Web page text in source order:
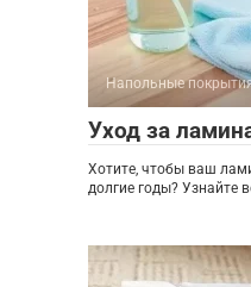
Напольные
Уход за
Хотите, чтобы ваш
долгие годы? Узнайте